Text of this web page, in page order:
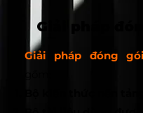
Giải pháp
Giải pháp đóng